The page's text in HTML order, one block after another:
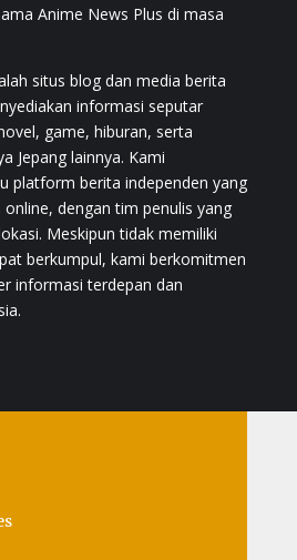
Anime News Plus di masa
situs blog dan media berita
informasi seputar
game, hiburan, serta
Jepang lainnya. Kami
platform berita independen yang
online, dengan tim penulis yang
Meskipun tidak memiliki
berkumpul, kami berkomitmen
informasi terdepan dan